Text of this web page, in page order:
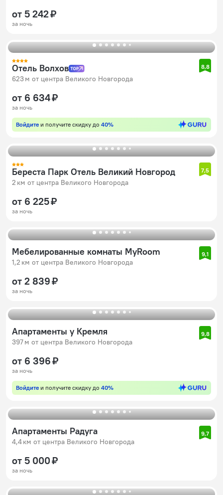
от 5 242 ₽
за ночь
Отель Волхов
623 м от центра Великого Новгорода
8,8
от 6 634 ₽
за ночь
Войдите и получите скидку до 40%
Береста Парк Отель Великий Новгород
2 км от центра Великого Новгорода
7,5
от 6 225 ₽
за ночь
Мебелированные комнаты MyRoom
1,2 км от центра Великого Новгорода
9,1
от 2 839 ₽
за ночь
Апартаменты у Кремля
397 м от центра Великого Новгорода
9,8
от 6 396 ₽
за ночь
Войдите и получите скидку до 40%
Апартаменты Радуга
4,4 км от центра Великого Новгорода
9,7
от 5 000 ₽
за ночь